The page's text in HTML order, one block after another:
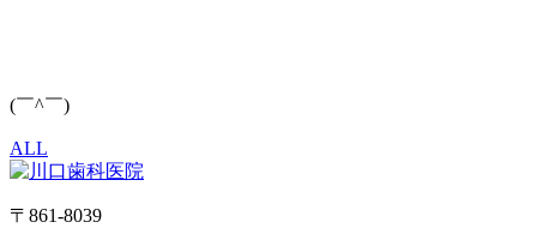
(￣^￣)ゞ
ALL
〒861-8039